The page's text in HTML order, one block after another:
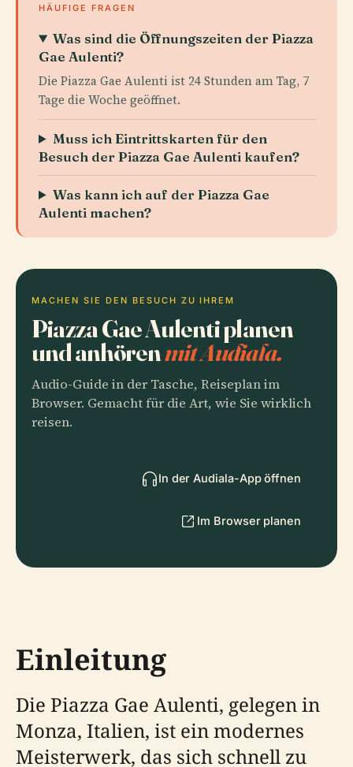
HÄUFIGE FRAGEN
Was sind die Öffnungszeiten der Piazza
Gae Aulenti?
Die Piazza Gae Aulenti ist 24 Stunden am Tag, 7
Tage die Woche geöffnet.
Muss ich Eintrittskarten für den
Besuch der Piazza Gae Aulenti kaufen?
Was kann ich auf der Piazza Gae
Aulenti machen?
MACHEN SIE DEN BESUCH ZU IHREM
Piazza Gae Aulenti planen
und anhörenmit Audiala.
Audio-Guide in der Tasche, Reiseplan im
Browser. Gemacht für die Art, wie Sie wirklich
reisen.
In der Audiala-App öffnen
Im Browser planen
Einleitung
Die Piazza Gae Aulenti, gelegen in
Monza, Italien, ist ein modernes
Meisterwerk, das sich schnell zu